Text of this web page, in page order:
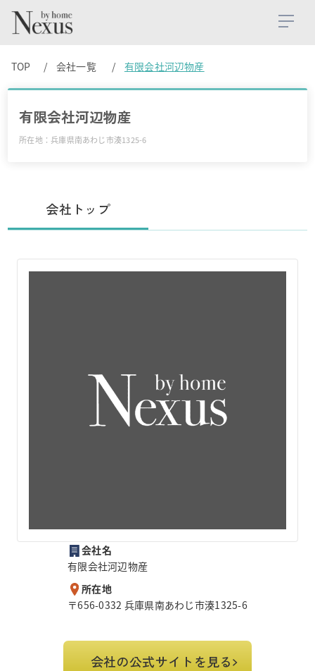
TOP 会社一覧 有限会社河辺物産
有限会社河辺物産
所在地：兵庫県南あわじ市湊1325-6
会社トップ
会社名
有限会社河辺物産
所在地
〒656-0332 兵庫県南あわじ市湊1325-6
会社の公式サイトを見る